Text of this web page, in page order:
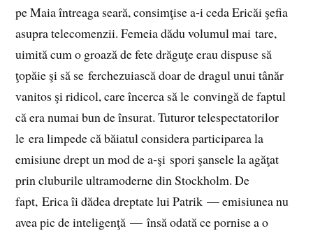
pe Maia întreaga seară, consimţise a‑i ceda Ericăi şefia
asupra telecomenzii. Femeia dădu volumul mai tare,
uimită cum o groază de fete drăguţe erau dispuse să
ţopăie şi să se ferchezuiască doar de dragul unui tânăr
vanitos şi ridicol, care încerca să le convingă de faptul
că era numai bun de însurat. Tuturor telespectatorilor
le era limpede că băiatul considera participarea la
emisiune drept un mod de a‑şi spori şansele la agăţat
prin cluburile ultramoderne din Stockholm. De
fapt, Erica îi dădea dreptate lui Patrik — emisiunea nu
avea pic de inteligenţă — însă odată ce pornise a o